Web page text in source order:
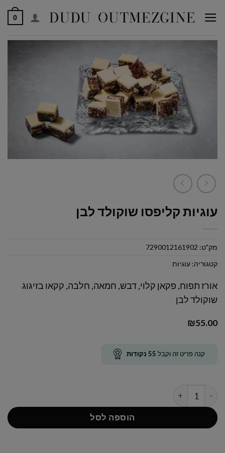
לתוכן
0
עוגיות קליפסו שוקולד לבן
מק"ט: 7290012161902
קטגוריה: עוגיות
אורז תפוח, פקאן קלוי, דבש, חמאה, חלבה, קקאו בזיגוג
שוקולד לבן
₪55.00
קנה פריט זה וקבל 55 נקודות
כמות של עוגיות קליפסו שוקולד לבן
הוספה לסל